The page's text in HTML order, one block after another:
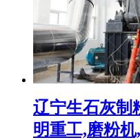
辽宁生石灰制
明重工,磨粉机